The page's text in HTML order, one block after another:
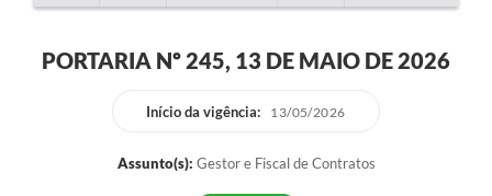
PORTARIA Nº 245, 13 DE MAIO DE 2026
Início da vigência: 13/05/2026
Assunto(s): Gestor e Fiscal de Contratos